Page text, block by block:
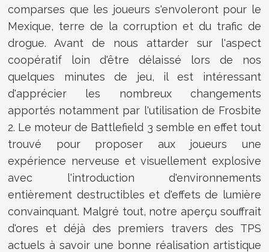
comparses que les joueurs s'envoleront pour le
Mexique, terre de la corruption et du trafic de
drogue. Avant de nous attarder sur l'aspect
coopératif loin d'être délaissé lors de nos
quelques minutes de jeu, il est intéressant
d'apprécier les nombreux changements
apportés notamment par l'utilisation de Frosbite
2. Le moteur de Battlefield 3 semble en effet tout
trouvé pour proposer aux joueurs une
expérience nerveuse et visuellement explosive
avec l'introduction d'environnements
entièrement destructibles et d'effets de lumière
convainquant. Malgré tout, notre aperçu souffrait
d'ores et déjà des premiers travers des TPS
actuels à savoir une bonne réalisation artistique